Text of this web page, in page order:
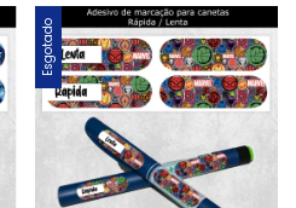
Esgotado